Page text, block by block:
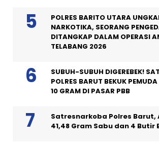
POLRES BARITO UTARA
NARKOTIKA, SEORANG
DITANGKAP DALAM OPERASI
TELABANG 2026
SUBUH-SUBUH DIGEREBEK!
POLRES BARUT BEKUK
10 GRAM DI PASAR PBB
Satresnarkoba Polres Barut,
41,48 Gram Sabu dan 4 Butir